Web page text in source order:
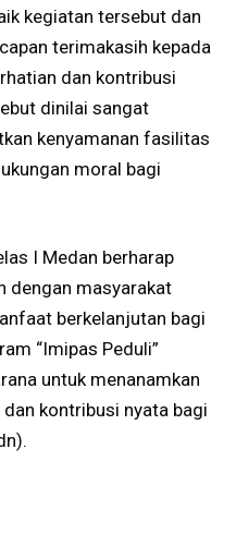
kegiatan tersebut dan
terimakasih kepada
dan kontribusi
dinilai sangat
kenyamanan fasilitas
moral bagi
I Medan berharap
dengan masyarakat
berkelanjutan bagi
“Imipas Peduli”
untuk menanamkan
kontribusi nyata bagi